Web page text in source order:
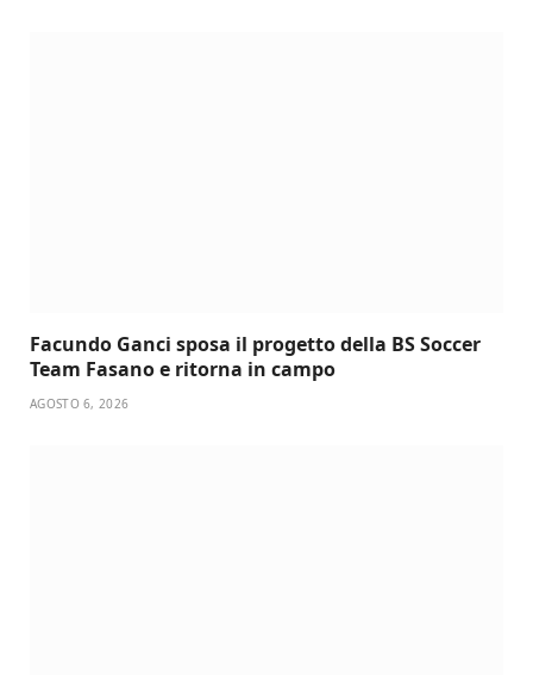
Facundo Ganci sposa il progetto della BS Soccer
Team Fasano e ritorna in campo
AGOSTO 6, 2026